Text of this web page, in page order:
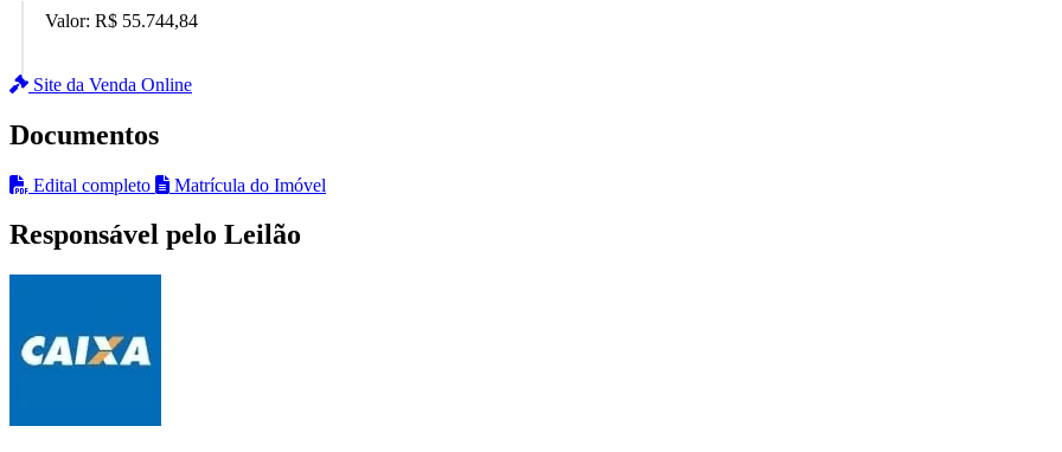
Valor: R$ 55.744,84
Site da Venda Online
Documentos
Edital completo Matrícula do Imóvel
Responsável pelo Leilão